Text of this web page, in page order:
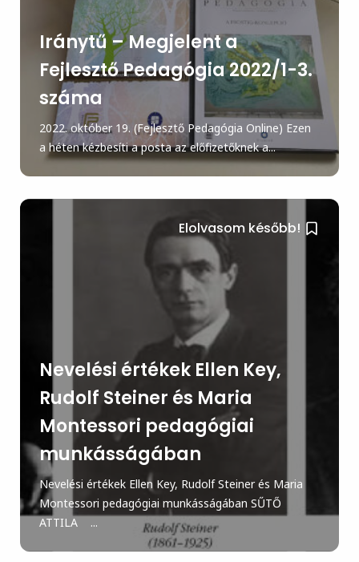
Iránytű – Megjelent a
Fejlesztő Pedagógia 2022/1-3.
száma
2022. október 19. (Fejlesztő Pedagógia Online) Ezen
a héten kézbesíti a posta az előfizetőknek a...
Elolvasom később!
Nevelési értékek Ellen Key,
Rudolf Steiner és Maria
Montessori pedagógiai
munkásságában
Nevelési értékek Ellen Key, Rudolf Steiner és Maria
Montessori pedagógiai munkásságában SŰTŐ
ATTILA ...